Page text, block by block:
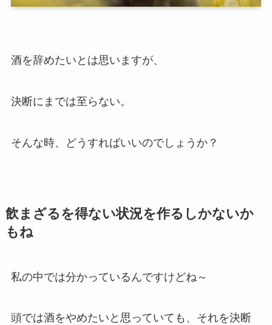
酒を辞めたいとは思いますが、
決断にまでは至らない。
そんな時、どうすればいいのでしょうか？
飲まざるを得ない状況を作るしかないか
もね
私の中では分かっているんですけどね～
頭では酒をやめたいと思っていても、それを決断